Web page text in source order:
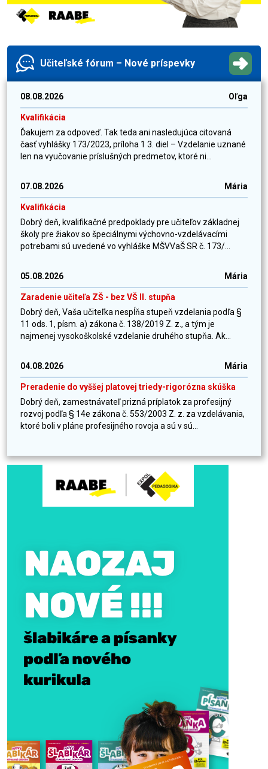
Učiteľské fórum – Nové príspevky
08.08.2026 Oľga
Kvalifikácia
Ďakujem za odpoveď. Tak teda ani nasledujúca citovaná
časť vyhlášky 173/2023, príloha 1 3. diel – Vzdelanie uznané
len na vyučovanie príslušných predmetov, ktoré ni...
07.08.2026 Mária
Kvalifikácia
Dobrý deň, kvalifikačné predpoklady pre učiteľov základnej
školy pre žiakov so špeciálnymi výchovno-vzdelávacími
potrebami sú uvedené vo vyhláške MŠVVaŠ SR č. 173/...
05.08.2026 Mária
Zaradenie učiteľa ZŠ - bez VŠ II. stupňa
Dobrý deň, Vaša učiteľka nespĺňa stupeň vzdelania podľa §
11 ods. 1, písm. a) zákona č. 138/2019 Z. z., a tým je
najmenej vysokoškolské vzdelanie druhého stupňa. Ak...
04.08.2026 Mária
Preradenie do vyššej platovej triedy-rigorózna skúška
Dobrý deň, zamestnávateľ prizná príplatok za profesijný
rozvoj podľa § 14e zákona č. 553/2003 Z. z. za vzdelávania,
ktoré boli v pláne profesijného rovoja a sú v sú...